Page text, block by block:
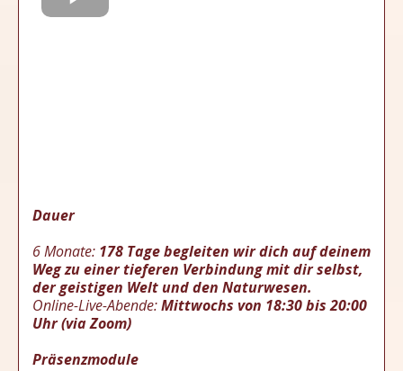
Dauer
6 Monate: 178 Tage begleiten wir dich auf deinem
Weg zu einer tieferen Verbindung mit dir selbst,
der geistigen Welt und den Naturwesen.
Online-Live-Abende:Mittwochs von 18:30 bis 20:00
Uhr (via Zoom)
Präsenzmodule